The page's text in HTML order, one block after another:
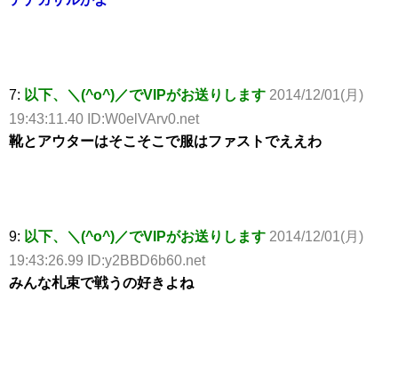
7: 以下、＼(^o^)／でVIPがお送りします 2014/12/01(月)
19:43:11.40 ID:W0elVArv0.net
靴とアウターはそこそこで服はファストでええわ
9: 以下、＼(^o^)／でVIPがお送りします 2014/12/01(月)
19:43:26.99 ID:y2BBD6b60.net
みんな札束で戦うの好きよね